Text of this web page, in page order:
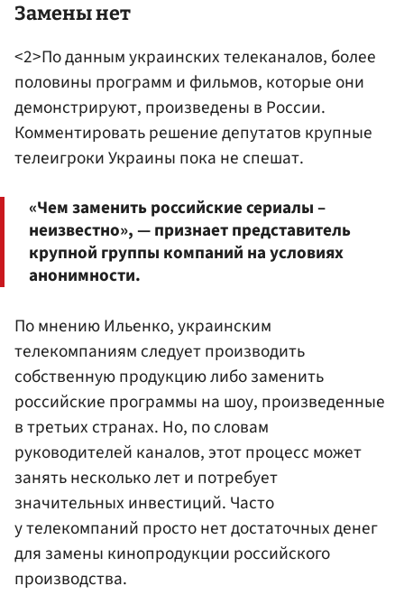
Замены нет
<2>По данным украинских телеканалов, более
половины программ и фильмов, которые они
демонстрируют, произведены в России.
Комментировать решение депутатов крупные
телеигроки Украины пока не спешат.
«Чем заменить российские сериалы –
неизвестно», — признает представитель
крупной группы компаний на условиях
анонимности.
По мнению Ильенко, украинским
телекомпаниям следует производить
собственную продукцию либо заменить
российские программы на шоу, произведенные
в третьих странах. Но, по словам
руководителей каналов, этот процесс может
занять несколько лет и потребует
значительных инвестиций. Часто
у телекомпаний просто нет достаточных денег
для замены кинопродукции российского
производства.